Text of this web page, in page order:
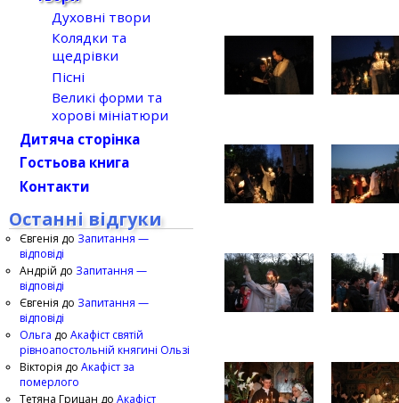
Духовні твори
Колядки та
щедрівки
Пісні
Великі форми та
хорові мініатюри
Дитяча сторінка
Гостьова книга
Контакти
Останні відгуки
Євгенія до Запитання —
відповіді
Андрій до Запитання —
відповіді
Євгенія до Запитання —
відповіді
Ольга до Акафіст святій
рівноапостольній княгині Ользі
Вікторія до Акафіст за
померлого
Тетяна Грицан до Акафіст